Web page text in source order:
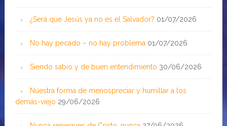
¿Será que Jesús ya no es el Salvador? 01/07/2026
No hay pecado – no hay problema 01/07/2026
Siendo sabio y de buen entendimiento 30/06/2026
Nuestra forma de menospreciar y humillar a los
demás-viejo 29/06/2026